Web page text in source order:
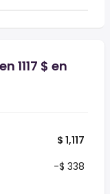
1117 $ en
$ 1,117
-$ 338